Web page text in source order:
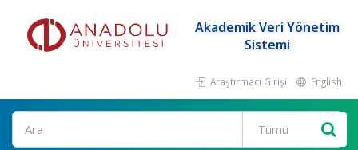
Akademik Veri Yönetim
Sistemi
Araştırmacı Girişi English
Ara